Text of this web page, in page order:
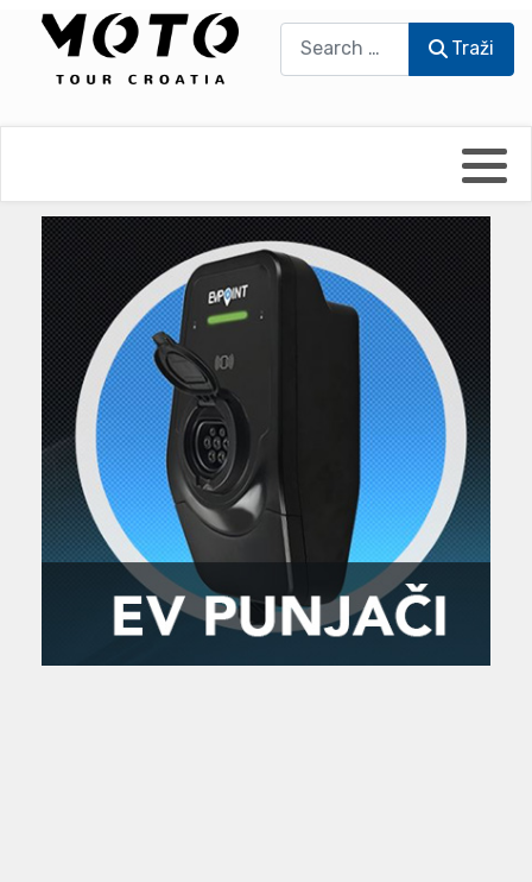
Traži
UmPaDrum
Moto servisi
Impressum
Damir Žerić - ELPASSO
Dario Dinter - Moto TOZ
Igor Kreč - UmPaDrum
Igor Kukec Brmbi
Slaven Gajdek
MTC - Moto Tour Croatia
Moto putopisi
Vikend vožnje
Zanimljivost
Najave i noviteti